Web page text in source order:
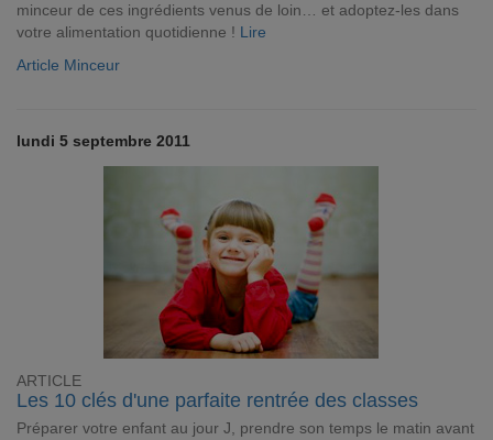
minceur de ces ingrédients venus de loin… et adoptez-les dans
votre alimentation quotidienne ! Lire
Article Minceur
lundi 5 septembre 2011
ARTICLE
Les 10 clés d'une parfaite rentrée des classes
Préparer votre enfant au jour J, prendre son temps le matin avant